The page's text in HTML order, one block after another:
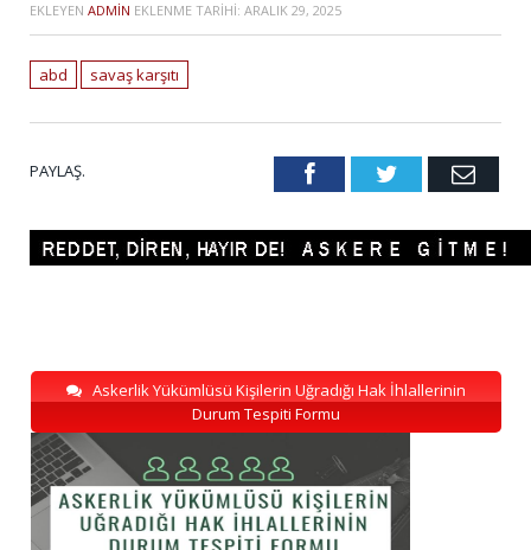
EKLEYEN ADMIN EKLENME TARIHI: ARALIK 29, 2025
abd savaş karşıtı
PAYLAŞ. FacebookTwitter Email
Askerlik Yükümlüsü Kişilerin Uğradığı Hak İhlallerinin
Durum Tespiti Formu